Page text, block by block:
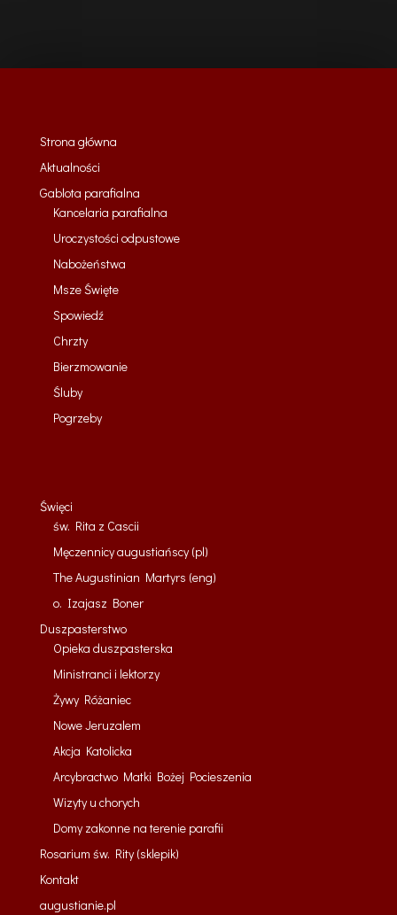
Strona główna
Aktualności
Gablota parafialna
Kancelaria parafialna
Uroczystości odpustowe
Nabożeństwa
Msze Święte
Spowiedź
Chrzty
Bierzmowanie
Śluby
Pogrzeby
Święci
św. Rita z Cascii
Męczennicy augustiańscy (pl)
The Augustinian Martyrs (eng)
o. Izajasz Boner
Duszpasterstwo
Opieka duszpasterska
Ministranci i lektorzy
Żywy Różaniec
Nowe Jeruzalem
Akcja Katolicka
Arcybractwo Matki Bożej Pocieszenia
Wizyty u chorych
Domy zakonne na terenie parafii
Rosarium św. Rity (sklepik)
Kontakt
augustianie.pl